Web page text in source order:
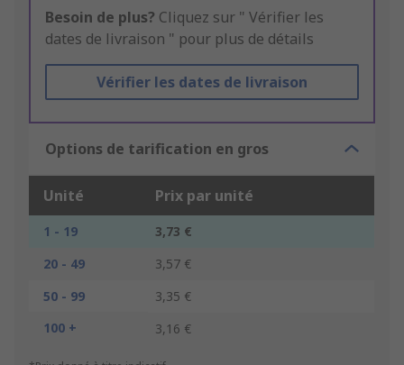
Besoin de plus? Cliquez sur " Vérifier les
dates de livraison " pour plus de détails
Vérifier les dates de livraison
Options de tarification en gros
Unité Prix par unité
1 - 19
3,73 €
20 - 49
3,57 €
50 - 99
3,35 €
100 +
3,16 €